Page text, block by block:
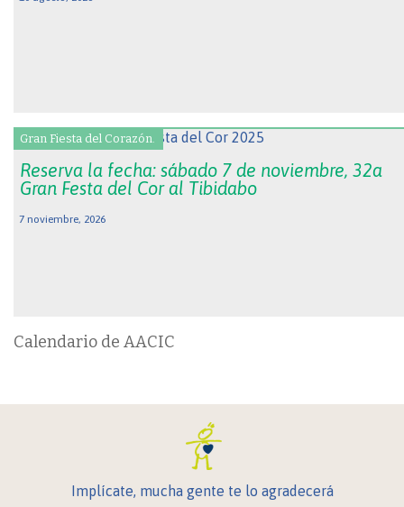
Gran Fiesta del Corazón.
Reserva la fecha: sábado 7 de noviembre, 32a
Gran Festa del Cor al Tibidabo
7 noviembre, 2026
Calendario de AACIC
Implícate, mucha gente te lo agradecerá